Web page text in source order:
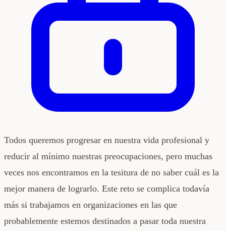
Todos queremos progresar en nuestra vida profesional y
reducir al mínimo nuestras preocupaciones, pero muchas
veces nos encontramos en la tesitura de no saber cuál es la
mejor manera de lograrlo. Este reto se complica todavía
más si trabajamos en organizaciones en las que
probablemente estemos destinados a pasar toda nuestra